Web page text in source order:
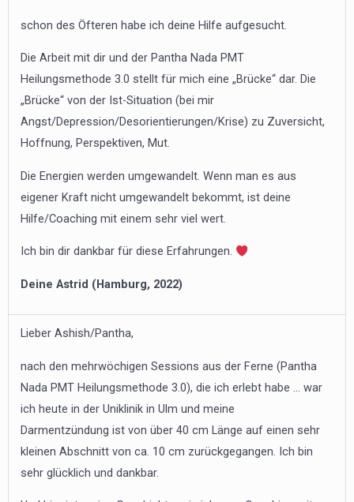
schon des Öfteren habe ich deine Hilfe aufgesucht.
Die Arbeit mit dir und der Pantha Nada PMT
Heilungsmethode 3.0 stellt für mich eine „Brücke“ dar. Die
„Brücke“ von der Ist-Situation (bei mir
Angst/Depression/Desorientierungen/Krise) zu Zuversicht,
Hoffnung, Perspektiven, Mut.
Die Energien werden umgewandelt. Wenn man es aus
eigener Kraft nicht umgewandelt bekommt, ist deine
Hilfe/Coaching mit einem sehr viel wert.
Ich bin dir dankbar für diese Erfahrungen.
Deine Astrid (Hamburg, 2022)
Lieber Ashish/Pantha,
nach den mehrwöchigen Sessions aus der Ferne (Pantha
Nada PMT Heilungsmethode 3.0), die ich erlebt habe … war
ich heute in der Uniklinik in Ulm und meine
Darmentzündung ist von über 40 cm Länge auf einen sehr
kleinen Abschnitt von ca. 10 cm zurückgegangen. Ich bin
sehr glücklich und dankbar.